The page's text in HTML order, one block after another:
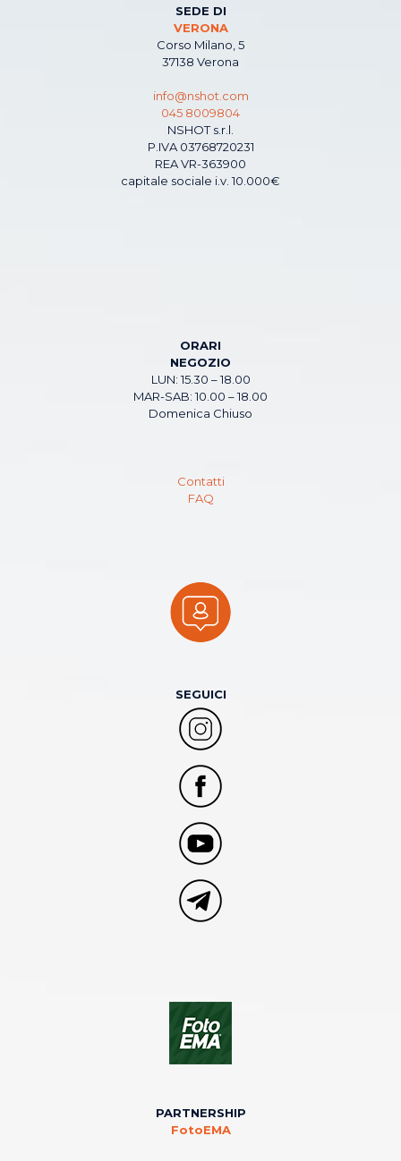
SEDE DI
VERONA
Corso Milano, 5
37138 Verona
info@nshot.com
045 8009804
NSHOT s.r.l.
P.IVA 03768720231
REA VR-363900
capitale sociale i.v. 10.000€
ORARI
NEGOZIO
LUN: 15.30 – 18.00
MAR-SAB: 10.00 – 18.00
Domenica Chiuso
Contatti
FAQ
SEGUICI
PARTNERSHIP
FotoEMA